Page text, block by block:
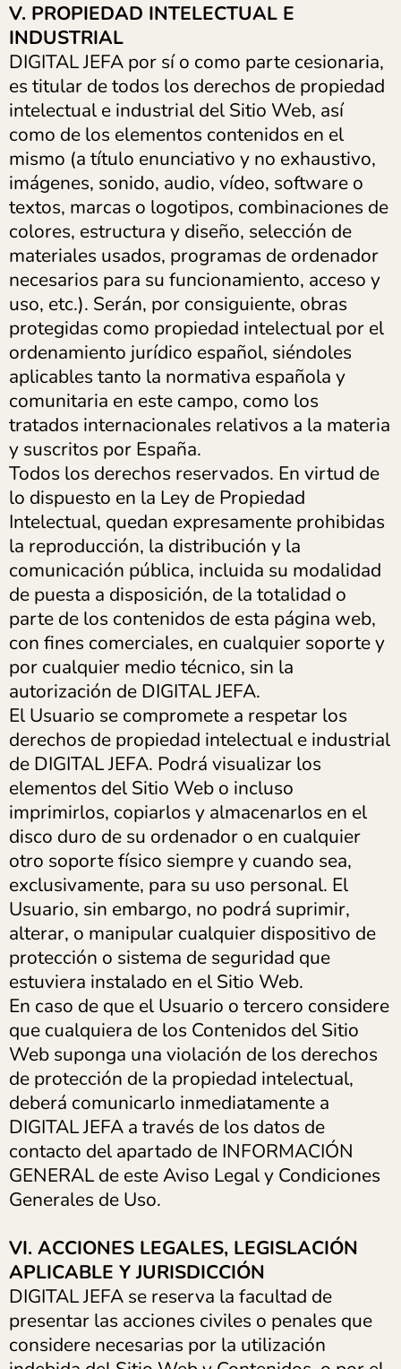
V. PROPIEDAD INTELECTUAL E
INDUSTRIAL
DIGITAL JEFA por sí o como parte cesionaria,
es titular de todos los derechos de propiedad
intelectual e industrial del Sitio Web, así
como de los elementos contenidos en el
mismo (a título enunciativo y no exhaustivo,
imágenes, sonido, audio, vídeo, software o
textos, marcas o logotipos, combinaciones de
colores, estructura y diseño, selección de
materiales usados, programas de ordenador
necesarios para su funcionamiento, acceso y
uso, etc.). Serán, por consiguiente, obras
protegidas como propiedad intelectual por el
ordenamiento jurídico español, siéndoles
aplicables tanto la normativa española y
comunitaria en este campo, como los
tratados internacionales relativos a la materia
y suscritos por España.
Todos los derechos reservados. En virtud de
lo dispuesto en la Ley de Propiedad
Intelectual, quedan expresamente prohibidas
la reproducción, la distribución y la
comunicación pública, incluida su modalidad
de puesta a disposición, de la totalidad o
parte de los contenidos de esta página web,
con fines comerciales, en cualquier soporte y
por cualquier medio técnico, sin la
autorización de DIGITAL JEFA.
El Usuario se compromete a respetar los
derechos de propiedad intelectual e industrial
de DIGITAL JEFA. Podrá visualizar los
elementos del Sitio Web o incluso
imprimirlos, copiarlos y almacenarlos en el
disco duro de su ordenador o en cualquier
otro soporte físico siempre y cuando sea,
exclusivamente, para su uso personal. El
Usuario, sin embargo, no podrá suprimir,
alterar, o manipular cualquier dispositivo de
protección o sistema de seguridad que
estuviera instalado en el Sitio Web.
En caso de que el Usuario o tercero considere
que cualquiera de los Contenidos del Sitio
Web suponga una violación de los derechos
de protección de la propiedad intelectual,
deberá comunicarlo inmediatamente a
DIGITAL JEFA a través de los datos de
contacto del apartado de INFORMACIÓN
GENERAL de este Aviso Legal y Condiciones
Generales de Uso.
VI. ACCIONES LEGALES, LEGISLACIÓN
APLICABLE Y JURISDICCIÓN
DIGITAL JEFA se reserva la facultad de
presentar las acciones civiles o penales que
considere necesarias por la utilización